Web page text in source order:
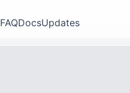
FAQDocsUpdates